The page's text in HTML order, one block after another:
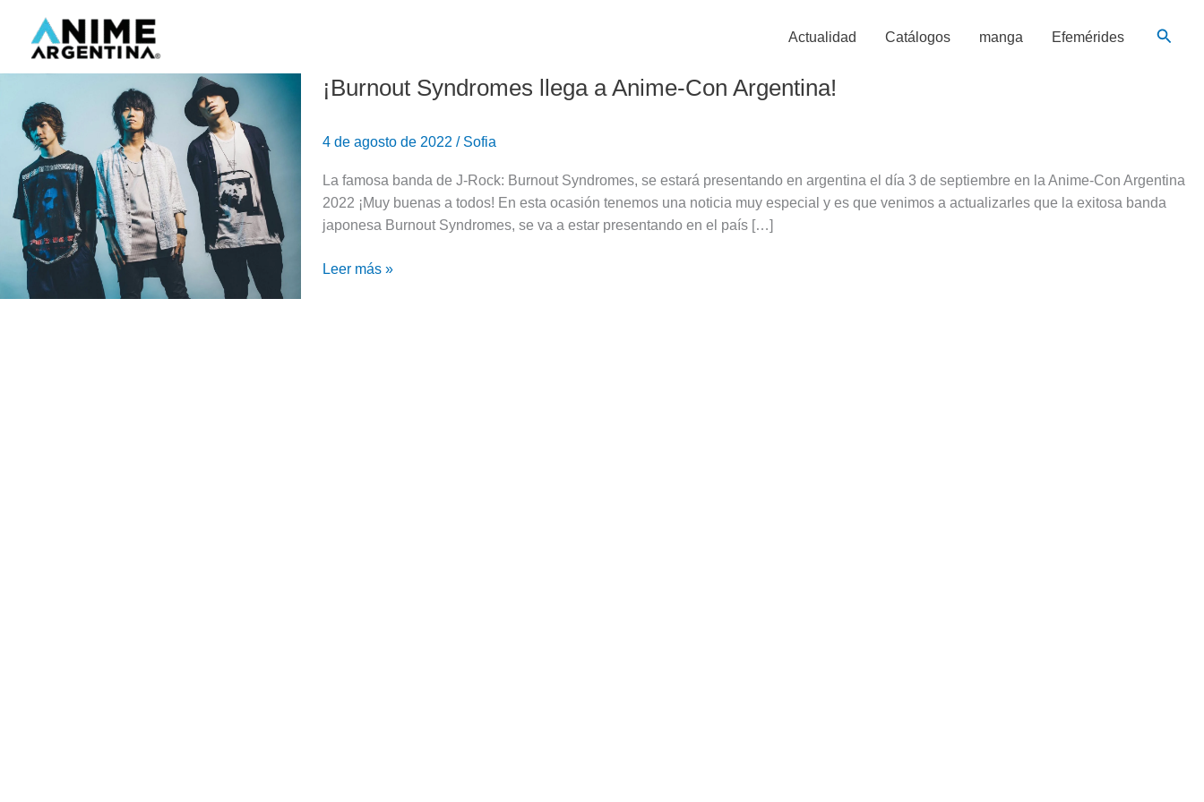
contenido
Actualidad Catálogos manga Efemérides
¡Burnout Syndromes llega a Anime-Con Argentina!
4 de agosto de 2022 / Sofia
La famosa banda de J-Rock: Burnout Syndromes, se estará presentando en argentina el día 3 de septiembre en la Anime-Con Argentina
2022 ¡Muy buenas a todos! En esta ocasión tenemos una noticia muy especial y es que venimos a actualizarles que la exitosa banda
japonesa Burnout Syndromes, se va a estar presentando en el país […]
¡Burnout
a
Anime-
Con
Argentina!
Leer más »